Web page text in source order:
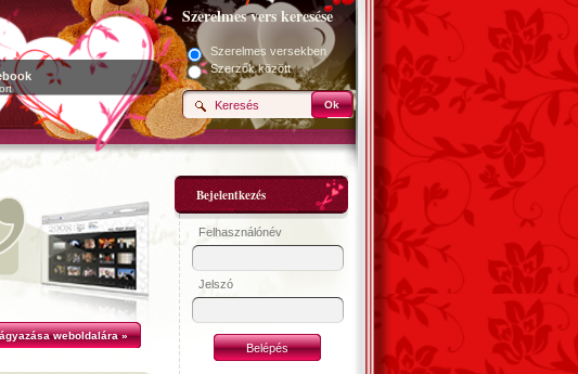
Szerelmes vers keresése
Szerelmes versekben
Szerzők között
Ok
weboldalára »
Bejelentkezés
Felhasználónév
Jelszó